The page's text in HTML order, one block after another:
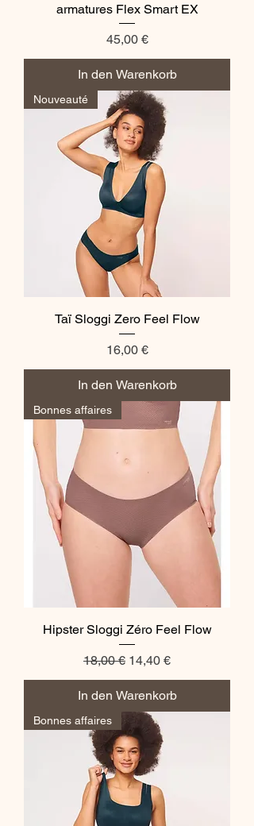
armatures Flex Smart EX
Preis
45,00 €
In den Warenkorb
Nouveauté
Taï Sloggi Zero Feel Flow
Preis
16,00 €
In den Warenkorb
Bonnes affaires
Hipster Sloggi Zéro Feel Flow
Standardpreis
18,00 € Sale-Preis
14,40 €
In den Warenkorb
Bonnes affaires